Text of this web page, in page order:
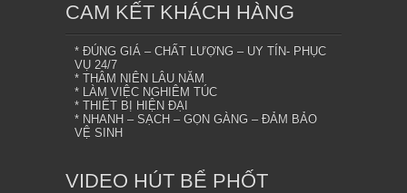
CAM KẾT KHÁCH HÀNG
* ĐÚNG GIÁ – CHẤT LƯỢNG – UY TÍN- PHỤC
VỤ 24/7
* THÂM NIÊN LÂU NĂM
* LÀM VIỆC NGHIÊM TÚC
* THIẾT BỊ HIỆN ĐẠI
* NHANH – SẠCH – GỌN GÀNG – ĐẢM BẢO
VỆ SINH
VIDEO HÚT BỂ PHỐT